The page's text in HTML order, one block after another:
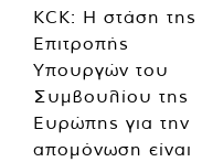
KCK: Η στάση της
Επιτροπής
Υπουργών του
Συμβουλίου της
Ευρώπης για την
απομόνωση είναι